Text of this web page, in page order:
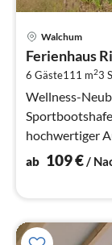
Walchum
Ferienhaus
6 Gäste111 m23
Wellness-
Sportbootshafen an der
hochwertiger
Strand-Korb!
ab 109€ /